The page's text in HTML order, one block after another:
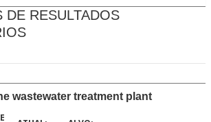
DE RESULTADOS
wastewater treatment plant